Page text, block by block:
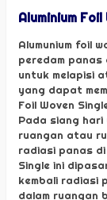
Aluminium
Alumunium foil
peredam panas
untuk melapisi
yang dapat
Foil Woven
Pada siang hari
ruangan atau
radiasi panas di
Single ini
kembali radiasi
dalam ruangan